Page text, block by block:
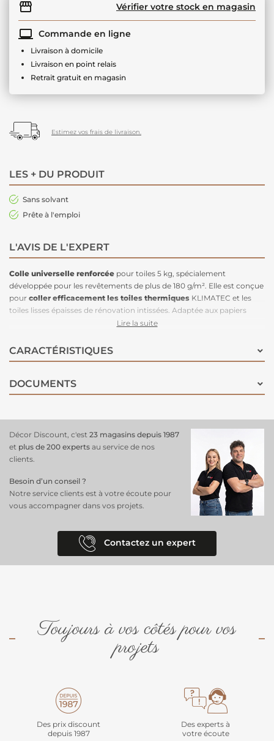
Vérifier votre stock en magasin
Commande en ligne
Livraison à domicile
Livraison en point relais
Retrait gratuit en magasin
Estimez vos frais de livraison.
LES + DU PRODUIT
Sans solvant
Prête à l'emploi
L'AVIS DE L'EXPERT
Colle universelle renforcée pour toiles 5 kg, spécialement
développée pour les revêtements de plus de 180 g/m². Elle est conçue
pour coller efficacement les toiles thermiques KLIMATEC et les
toiles lisses épaisses de rénovation intissées. Adaptée aux papiers
peints, aux intissés ainsi qu'aux toiles de verre, cette
garantit une résistance maximale et une adhérence optimale grâce à
sa haute concentration.
Lire la suite
CARACTÉRISTIQUES
DOCUMENTS
Décor Discount, c'est 23 magasins depuis 1987
et plus de 200 experts au service de nos
clients.
Besoin d’un conseil ?
Notre service clients est à votre écoute pour
vous accompagner dans vos projets.
Contactez un expert
Toujours à vos côtés pour vos
projets
Des prix discount
depuis 1987
Des experts à
votre écoute